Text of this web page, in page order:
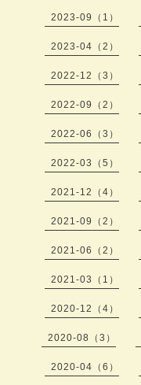
2023-09（1）
2023-04（2）
2022-12（3）
2022-09（2）
2022-06（3）
2022-03（5）
2021-12（4）
2021-09（2）
2021-06（2）
2021-03（1）
2020-12（4）
2020-08（3）
2020-04（6）